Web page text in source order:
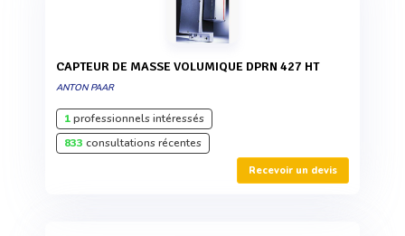
CAPTEUR DE MASSE VOLUMIQUE DPRN 427 HT
ANTON PAAR
1professionnels intéressés
833 consultations récentes
Recevoir un devis